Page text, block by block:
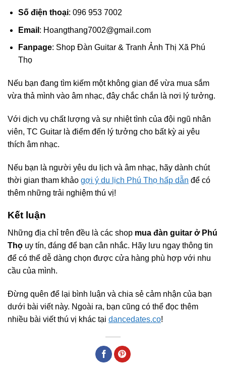
Số điện thoại: 096 953 7002
Email : Hoangthang7002@gmail.com
Fanpage: Shop Đàn Guitar & Tranh Ảnh Thị Xã Phú
Thọ
Nếu bạn đang tìm kiếm một không gian để vừa mua sắm
vừa thả mình vào âm nhạc, đây chắc chắn là nơi lý tưởng.
Với dịch vụ chất lượng và sự nhiệt tình của đội ngũ nhân
viên, TC Guitar là điểm đến lý tưởng cho bất kỳ ai yêu
thích âm nhạc.
Nếu bạn là người yêu du lịch và âm nhạc, hãy dành chút
thời gian tham khảo gợi ý du lịch Phú Thọ hấp dẫn để có
thêm những trải nghiệm thú vị!
Kết luận
Những địa chỉ trên đều là các shop mua đàn guitar ở Phú
Thọ uy tín, đáng để bạn cân nhắc. Hãy lưu ngay thông tin
để có thể dễ dàng chọn được cửa hàng phù hợp với nhu
cầu của mình.
Đừng quên để lại bình luận và chia sẻ cảm nhận của bạn
dưới bài viết này. Ngoài ra, bạn cũng có thể đọc thêm
nhiều bài viết thú vị khác tại dancedates.co!